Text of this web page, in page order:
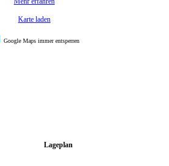
Karte laden
Google Maps immer entsperren
Lageplan